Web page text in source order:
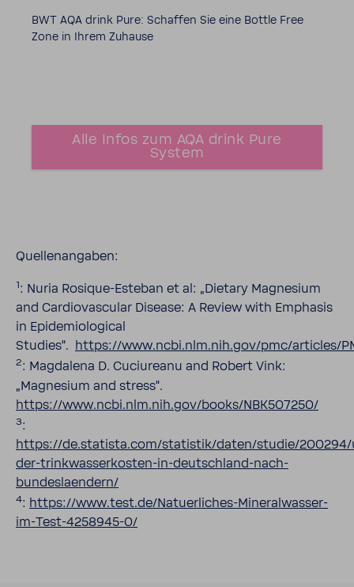
BWT AQA drink Pure: Schaffen Sie eine Bottle Free
Zone in Ihrem Zuhause
Alle Infos zum AQA drink Pure
System
Quellenangaben:
1: Nuria Rosique-Esteban et al: „Dietary Magnesium
and Cardiovascular Disease: A Review with Emphasis
in Epidemiological
Studies“.
https://www.ncbi.nlm.nih.gov/pmc/articles/
2: Magdalena D. Cuciureanu and Robert Vink:
„Magnesium and stress“.
https://www.ncbi.nlm.nih.gov/books/NBK507250/
3:
https://de.statista.com/statistik/daten/studie/
der-trinkwasserkosten-in-deutschland-nach-
bundeslaendern/
4: https://www.test.de/Natuerliches-Mineralwasser-
im-Test-4258945-0/